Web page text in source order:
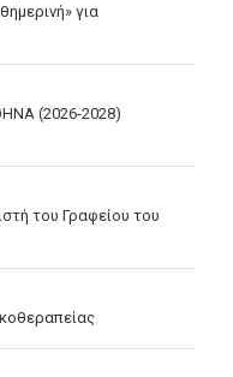
για
(2026-2028)
του Γραφείου του